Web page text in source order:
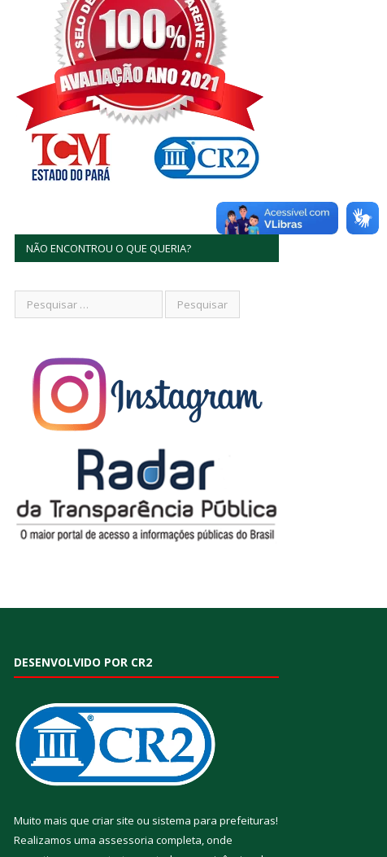
NÃO ENCONTROU O QUE QUERIA?
DESENVOLVIDO POR CR2
Muito mais que criar site ou sistema para prefeituras!
Realizamos uma assessoria completa, onde